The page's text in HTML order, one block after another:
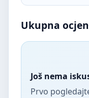
Ukupna
Još nema
Prvo